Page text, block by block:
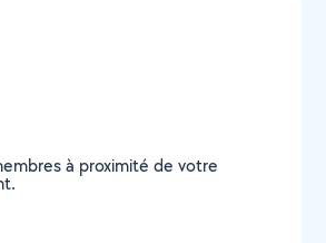
à proximité de votre